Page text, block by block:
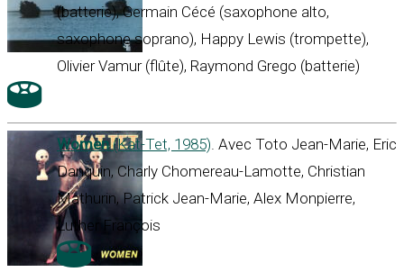
(batterie), Germain Cécé (saxophone alto,
saxophone soprano), Happy Lewis (trompette),
Olivier Vamur (flûte), Raymond Grego (batterie)
Women(Kat-Tet, 1985). Avec Toto Jean-Marie, Eric
Danquin, Charly Chomereau-Lamotte, Christian
Mathurin, Patrick Jean-Marie, Alex Monpierre,
Luther François